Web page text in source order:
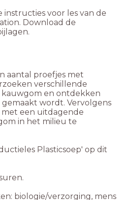
instructies voor les van de
Download de
aantal proefjes met
verschillende
kauwgom en ontdekken
wordt. Vervolgens
met een uitdagende
in het milieu te
Plasticsoep' op dit
biologie/verzorging, mens